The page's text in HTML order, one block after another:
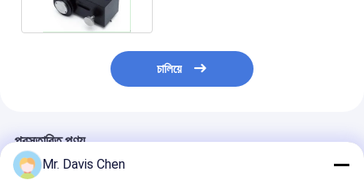
চালিয়ে
প্রস্তাবিত পণ্য
Mr. Davis Chen